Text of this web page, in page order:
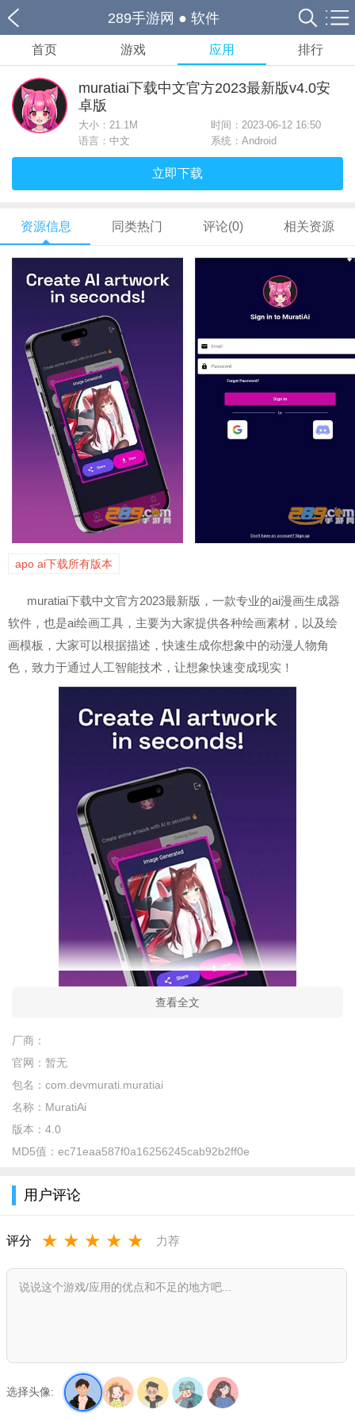
289手游网 ● 软件
首页 游戏 应用 排行
muratiai下载中文官方2023最新版v4.0安
卓版
大小： 21.1M
时间：2023-06-12 16:50
语言：中文
系统：Android
立即下载
资源信息 同类热门 评论(0) 相关资源
apo ai下载所有版本
muratiai下载中文官方2023最新版，一款专业的ai漫画生成器
软件，也是ai绘画工具，主要为大家提供各种绘画素材，以及绘
画模板，大家可以根据描述，快速生成你想象中的动漫人物角
色，致力于通过人工智能技术，让想象快速变成现实！
软件介绍：
MuratiAI是一款使用人工智能生成动漫风格图像的移动应用程
序。使用此应用程序，用户可以使用各种面部特征和表情创建独
成高质量图像，使其成为动漫迷和艺术家的热门选择。
2.打开应用程序，点击主页上的“生成”按钮；
5.等待App进行生成；
6.完成后，可以保存图片或分享到社交平台。
查看全文
厂商：
官网： 暂无
包名： com.devmurati.muratiai
名称： MuratiAi
版本： 4.0
MD5值： ec71eaa587f0a16256245cab92b2ff0e
用户评论
评分 ★ ★ ★ ★ ★ 力荐
选择头像: